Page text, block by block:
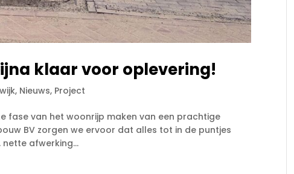
klaar voor oplevering!
, Nieuws, Project
fase van het woonrijp maken van een prachtige
BV zorgen we ervoor dat alles tot in de puntjes
afwerking...